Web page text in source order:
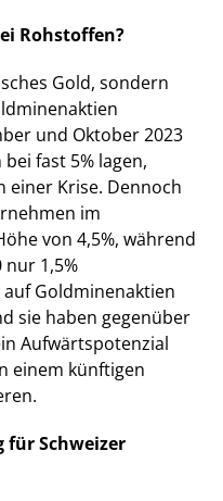
Rohstoffen?
Gold, sondern
und Oktober 2023
fast 5% lagen,
einer Krise. Dennoch
im
von 4,5%, während
1,5%
Goldminenaktien
sie haben gegenüber
Aufwärtspotenzial
einem künftigen
für Schweizer